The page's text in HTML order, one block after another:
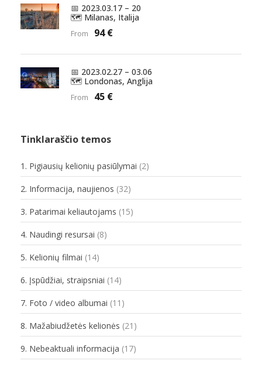
📅 2023.03.17 – 20
🗺️ Milanas, Italija
From 94 €
📅 2023.02.27 – 03.06
🗺️ Londonas, Anglija
From 45 €
Tinklaraščio temos
1. Pigiausių kelionių pasiūlymai (2)
2. Informacija, naujienos (32)
3. Patarimai keliautojams (15)
4. Naudingi resursai (8)
5. Kelionių filmai (14)
6. Įspūdžiai, straipsniai (14)
7. Foto / video albumai (11)
8. Mažabiudžetės kelionės (21)
9. Nebeaktuali informacija (17)